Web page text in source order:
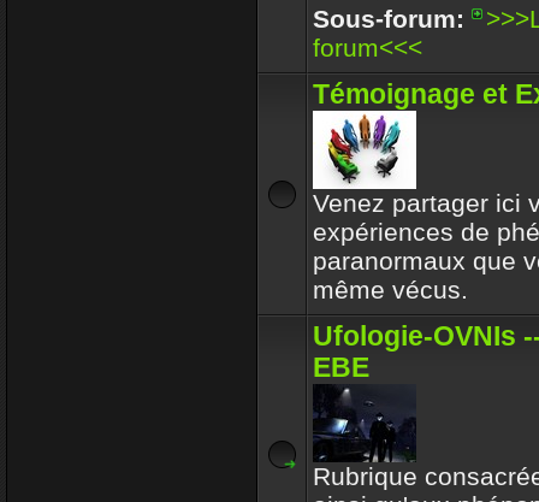
Enjoy
30 Déc 2017 16:32
Circle avait toujours
respectait
Enjoy
30 Déc 2017 16:32
Sous-forum:
forum<<<
Témoignage et
Venez partager ici
expériences de
paranormaux que
même vécus.
Ufologie-OVNIs
EBE
Rubrique